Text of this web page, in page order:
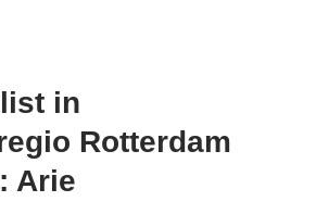
in
Rotterdam
Arie